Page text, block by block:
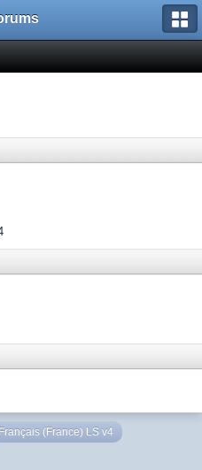
Français (France) LS v4